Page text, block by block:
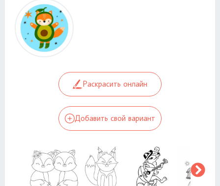
Раскрасить онлайн
Добавить свой вариант